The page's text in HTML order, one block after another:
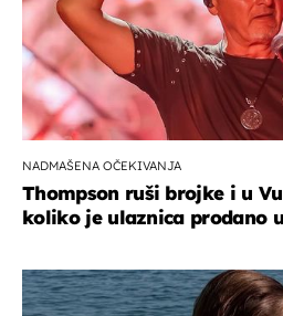
NADMAŠENA OČEKIVANJA
Thompson ruši brojke i u
koliko je ulaznica prodano